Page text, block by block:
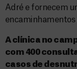
Adré e fornecem
encaminhamentos
A clínica no
com 400
casos de